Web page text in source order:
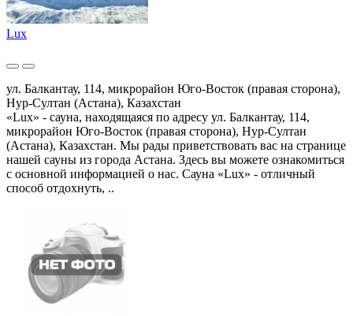
Lux
ул. Балкантау, 114, микрорайон Юго-Восток (правая сторона),
Нур-Султан (Астана), Казахстан
«Lux» - сауна, находящаяся по адресу ул. Балкантау, 114,
микрорайон Юго-Восток (правая сторона), Нур-Султан
(Астана), Казахстан. Мы рады приветствовать вас на странице
нашей сауны из города Астана. Здесь вы можете ознакомиться
с основной информацией о нас. Сауна «Lux» - отличный
способ отдохнуть, ..